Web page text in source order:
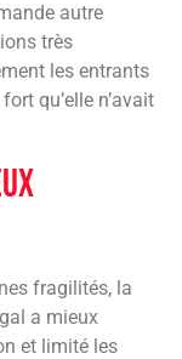
autre
très
les entrants
qu’elle n’avait
fragilités, la
a mieux
et limité les